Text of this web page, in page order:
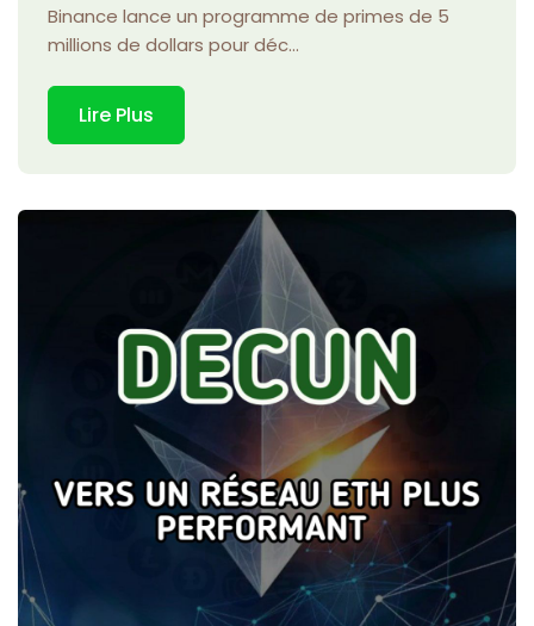
Binance lance un programme de primes de 5
millions de dollars pour déc...
Lire Plus